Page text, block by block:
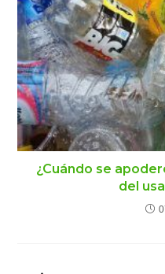
¿Cuándo se
del